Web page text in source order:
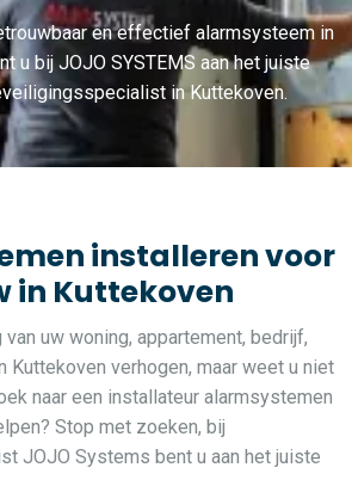
en effectief alarmsysteem in
u bij JOJO SYSTEMS aan het juiste
in Kuttekoven.
installeren voor
in Kuttekoven
uw woning, appartement, bedrijf,
Kuttekoven verhogen, maar weet u niet
naar een installateur alarmsystemen
Stop met zoeken, bij
JOJO Systems bent u aan het juiste